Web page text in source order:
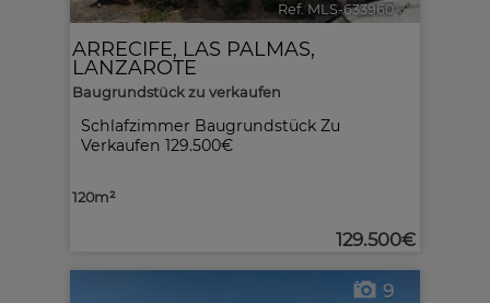
Ref. MLS-633960 🔗
Schlafzimmer Baugrundstück Zu
Verkaufen 129.500€
ARRECIFE, LAS PALMAS,
LANZAROTE
Baugrundstück zu verkaufen
120m²
129.500€
9